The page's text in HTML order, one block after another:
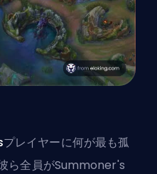
プレイヤーに何が最も孤
ら全員がSummoner's